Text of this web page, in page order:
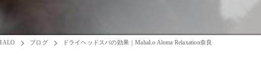
ブログ ドライヘッドスパの効果｜MahaLo Aloma Relaxation奈良